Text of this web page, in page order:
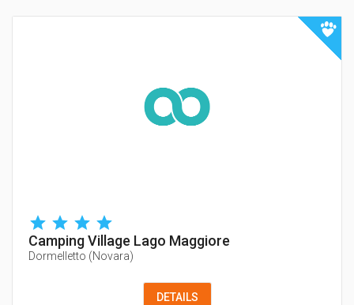
Camping Village Lago Maggiore
Dormelletto (Novara)
DETAILS